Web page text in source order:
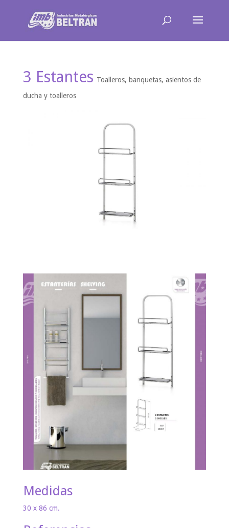
3 Estantes Toalleros, banquetas, asientos de
ducha y toalleros
Medidas
30 x 86 cm.